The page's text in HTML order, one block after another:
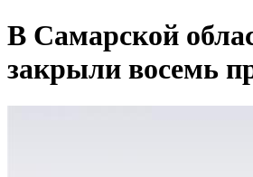
В Самарской
закрыли восемь